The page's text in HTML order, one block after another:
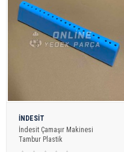
İNDESİT
İndesit Çamaşır Makinesi
Tambur Plastik